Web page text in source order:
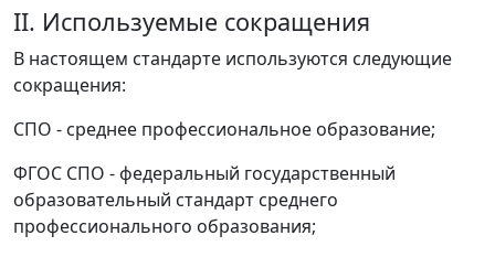
II. Используемые сокращения
В настоящем стандарте используются следующие
сокращения:
СПО - среднее профессиональное образование;
ФГОС СПО - федеральный государственный
образовательный стандарт среднего
профессионального образования;